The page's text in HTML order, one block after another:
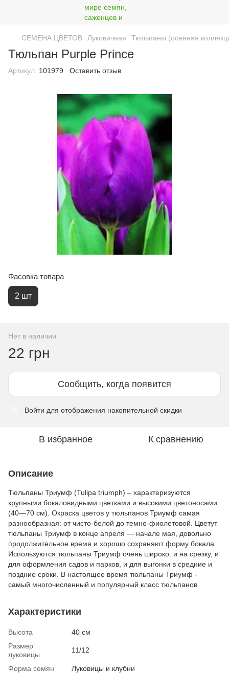
СЕМЕНА ЦВЕТОВ Луковичная Тюльпаны (осенняя
Тюльпан Purple Prince
Артикул: 101979 Оставить отзыв
Фасовка товара
2 шт
Нет в наличии
22 грн
Сообщить, когда появится
Войти для отображения накопительной скидки
В избранное К сравнению
Описание
Тюльпаны Триумф (Tulipa triumph) – характеризуются
крупными бокаловидными цветками и высокими цветоносами
(40—70 см). Окраска цветов у тюльпанов Триумф самая
разнообразная: от чисто-белой до темно-фиолетовой. Цветут
тюльпаны Триумф в конце апреля — начале мая, довольно
продолжительное время и хорошо сохраняют форму бокала.
Используются тюльпаны Триумф очень широко: и на срезку, и
для оформления садов и парков, и для выгонки в средние и
поздние сроки. В настоящее время тюльпаны Триумф -
самый многочисленный и популярный класс тюльпанов
Характеристики
Высота
40 см
Размер
луковицы
11/12
Форма семян Луковицы и клубни